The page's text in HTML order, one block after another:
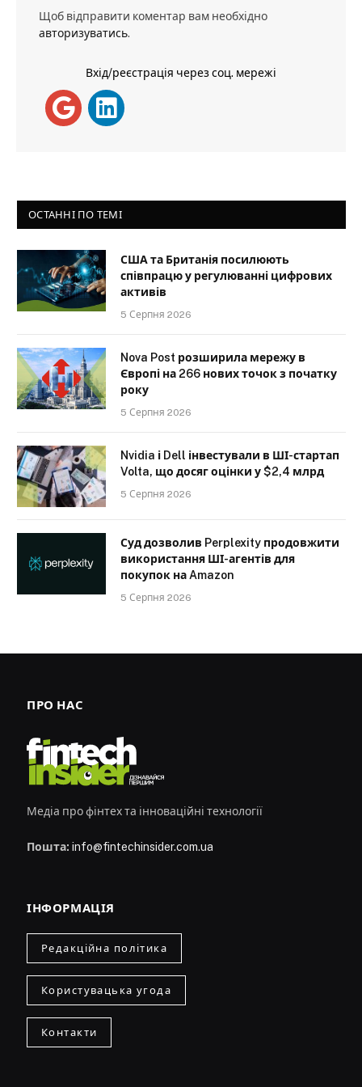
Щоб відправити коментар вам необхідно
авторизуватись.
Вхід/реєстрація через соц. мережі
ОСТАННІ ПО ТЕМІ
США та Британія посилюють
співпрацю у регулюванні цифрових
активів
5 Серпня 2026
Nova Post розширила мережу в
Європі на 266 нових точок з початку
року
5 Серпня 2026
Nvidia і Dell інвестували в ШІ-стартап
Volta, що досяг оцінки у $2,4 млрд
5 Серпня 2026
Суд дозволив Perplexity продовжити
використання ШІ-агентів для
покупок на Amazon
5 Серпня 2026
ПРО НАС
Медіа про фінтех та інноваційні технології
Пошта: info@fintechinsider.com.ua
ІНФОРМАЦІЯ
Редакційна політика
Користувацька угода
Контакти